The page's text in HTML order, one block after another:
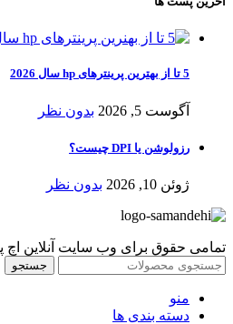
5 تا از بهترین پرینترهای hp سال 2026
آگوست 5, 2026 بدون نظر
رزولوشن یا DPI چیست؟
ژوئن 10, 2026 بدون نظر
تمامی حقوق برای وب سایت آنلاین
جستجو
منو
دسته بندی ها